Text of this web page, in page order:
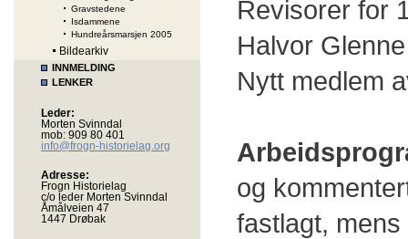
Gravstedene
Isdammene
Hundreårsmarsjen 2005
Bildearkiv
INNMELDING
LENKER
Leder:
Morten Svinndal
mob: 909 80 401
info@frogn-historielag.org
Adresse:
Frogn Historielag
c/o leder Morten Svinndal
Åmålveien 47
1447 Drøbak
Revisorer
Halvor
Nytt medlem
og
fastlagt,